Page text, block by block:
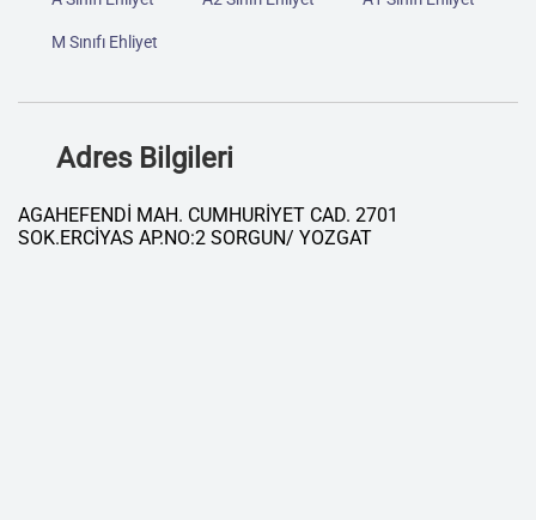
M Sınıfı Ehliyet
Adres Bilgileri
AGAHEFENDİ MAH. CUMHURİYET CAD. 2701
SOK.ERCİYAS AP.NO:2 SORGUN/ YOZGAT